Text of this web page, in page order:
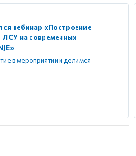
вебинар «Построение
на современных
в мероприятии и делимся